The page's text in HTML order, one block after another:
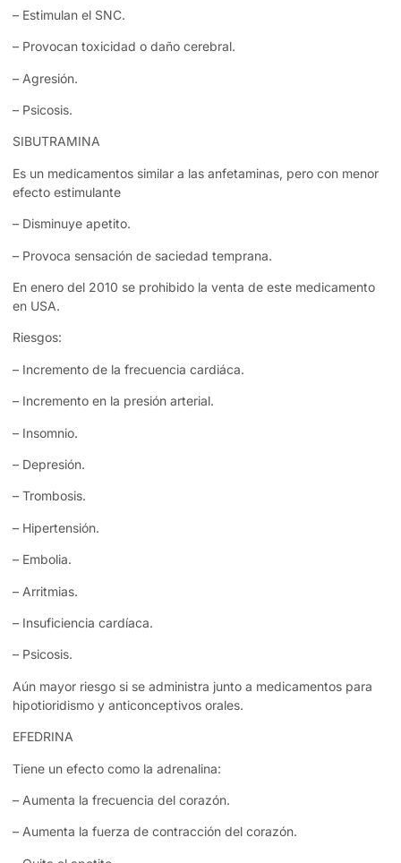
– Estimulan el SNC.
– Provocan toxicidad o daño cerebral.
– Agresión.
– Psicosis.
SIBUTRAMINA
Es un medicamentos similar a las anfetaminas, pero con menor
efecto estimulante
– Disminuye apetito.
– Provoca sensación de saciedad temprana.
En enero del 2010 se prohibido la venta de este medicamento
en USA.
Riesgos:
– Incremento de la frecuencia cardiáca.
– Incremento en la presión arterial.
– Insomnio.
– Depresión.
– Trombosis.
– Hipertensión.
– Embolia.
– Arritmias.
– Insuficiencia cardíaca.
– Psicosis.
Aún mayor riesgo si se administra junto a medicamentos para
hipotioridismo y anticonceptivos orales.
EFEDRINA
Tiene un efecto como la adrenalina:
– Aumenta la frecuencia del corazón.
– Aumenta la fuerza de contracción del corazón.